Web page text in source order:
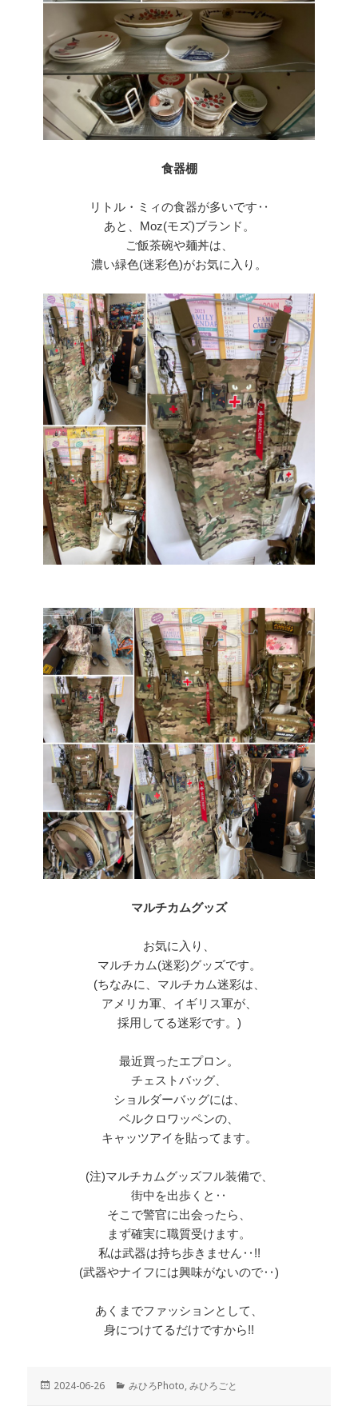
食器棚
リトル・ミィの食器が多いです‥
あと、Moz(モズ)ブランド。
ご飯茶碗や麺丼は、
濃い緑色(迷彩色)がお気に入り。
マルチカムグッズ
お気に入り、
マルチカム(迷彩)グッズです。
(ちなみに、マルチカム迷彩は、
アメリカ軍、イギリス軍が、
採用してる迷彩です。)
最近買ったエプロン。
チェストバッグ、
ショルダーバッグには、
ベルクロワッペンの、
キャッツアイを貼ってます。
(注)マルチカムグッズフル装備で、
街中を出歩くと‥
そこで警官に出会ったら、
まず確実に職質受けます。
私は武器は持ち歩きません‥!!
(武器やナイフには興味がないので‥)
あくまでファッションとして、
身につけてるだけですから!!
投
2024-06-26
カ
みひろPhoto,みひろごと